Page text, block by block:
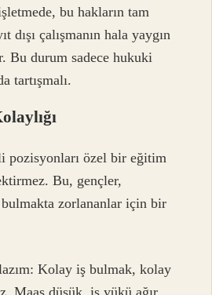
bu hakların tam
dışı çalışmanın hala yaygın
Bu durum sadece hukuki
tartışmalı.
pozisyonları özel bir eğitim
Bu, gençler,
zorlananlar için bir
Kolay iş bulmak, kolay